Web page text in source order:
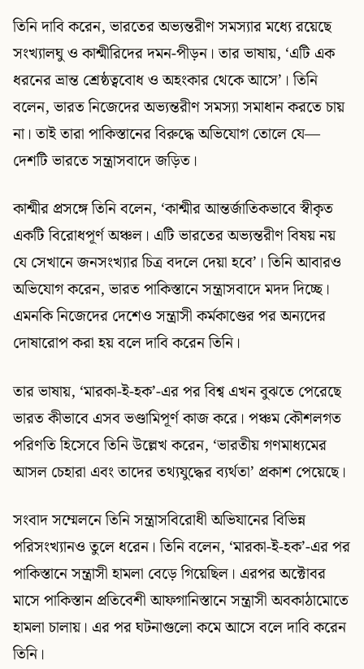
তিনি দাবি করেন, ভারতের অভ্যন্তরীণ সমস্যার মধ্যে রয়েছে
সংখ্যালঘু ও কাশ্মীরিদের দমন-পীড়ন। তার ভাষায়, ‘এটি এক
ধরনের ভ্রান্ত শ্রেষ্ঠত্ববোধ ও অহংকার থেকে আসে’। তিনি
বলেন, ভারত নিজেদের অভ্যন্তরীণ সমস্যা সমাধান করতে চায়
না। তাই তারা পাকিস্তানের বিরুদ্ধে অভিযোগ তোলে যে—
দেশটি ভারতে সন্ত্রাসবাদে জড়িত।
কাশ্মীর প্রসঙ্গে তিনি বলেন, ‘কাশ্মীর আন্তর্জাতিকভাবে স্বীকৃত
একটি বিরোধপূর্ণ অঞ্চল। এটি ভারতের অভ্যন্তরীণ বিষয় নয়
যে সেখানে জনসংখ্যার চিত্র বদলে দেয়া হবে’। তিনি আবারও
অভিযোগ করেন, ভারত পাকিস্তানে সন্ত্রাসবাদে মদদ দিচ্ছে।
এমনকি নিজেদের দেশেও সন্ত্রাসী কর্মকাণ্ডের পর অন্যদের
দোষারোপ করা হয় বলে দাবি করেন তিনি।
তার ভাষায়, ‘মারকা-ই-হক’-এর পর বিশ্ব এখন বুঝতে পেরেছে
ভারত কীভাবে এসব ভণ্ডামিপূর্ণ কাজ করে। পঞ্চম কৌশলগত
পরিণতি হিসেবে তিনি উল্লেখ করেন, ‘ভারতীয় গণমাধ্যমের
আসল চেহারা এবং তাদের তথ্যযুদ্ধের ব্যর্থতা’ প্রকাশ পেয়েছে।
সংবাদ সম্মেলনে তিনি সন্ত্রাসবিরোধী অভিযানের বিভিন্ন
পরিসংখ্যানও তুলে ধরেন। তিনি বলেন, ‘মারকা-ই-হক’-এর পর
পাকিস্তানে সন্ত্রাসী হামলা বেড়ে গিয়েছিল। এরপর অক্টোবর
মাসে পাকিস্তান প্রতিবেশী আফগানিস্তানে সন্ত্রাসী অবকাঠামোতে
হামলা চালায়। এর পর ঘটনাগুলো কমে আসে বলে দাবি করেন
তিনি।